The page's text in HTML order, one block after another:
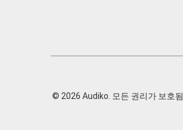
© 2026 Audiko. 모든 권리가 보호됨.